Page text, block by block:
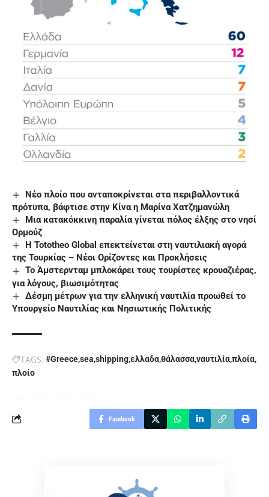
Νέο πλοίο που ανταποκρίνεται στα περιβαλλοντικά
πρότυπα, βάφτισε στην Κίνα η Μαρίνα Χατζημανώλη
Mια κατακόκκινη παραλία γίνεται πόλος έλξης στο νησί
Ορμούζ
Η Tototheo Global επεκτείνεται στη ναυτιλιακή αγορά
της Τουρκίας – Νέοι Ορίζοντες και Προκλήσεις
To Άμστερνταμ μπλοκάρει τους τουρίστες κρουαζιέρας,
για λόγους, βιωσιμότητας
Δέσμη μέτρων για την ελληνική ναυτιλία προωθεί το
Υπουργείο Ναυτιλίας και Νησιωτικής Πολιτικής
TAGS: #Greecesea shippingελλαδαθάλασσαναυτιλίαπλοία
πλοίο
Facebook